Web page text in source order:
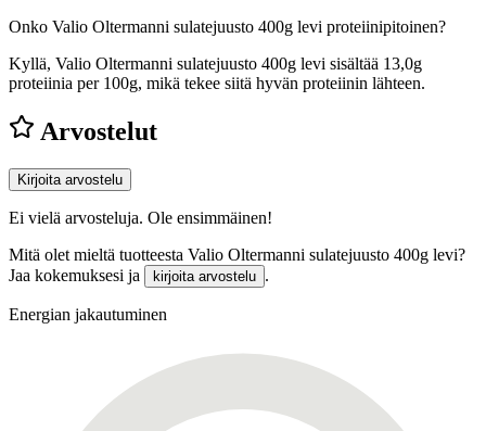
Onko Valio Oltermanni sulatejuusto 400g levi proteiinipitoinen?
Kyllä, Valio Oltermanni sulatejuusto 400g levi sisältää 13,0g
proteiinia per 100g, mikä tekee siitä hyvän proteiinin lähteen.
Arvostelut
Kirjoita arvostelu
Ei vielä arvosteluja. Ole ensimmäinen!
Mitä olet mieltä tuotteesta Valio Oltermanni sulatejuusto 400g levi?
Jaa kokemuksesi ja
kirjoita arvostelu .
Energian jakautuminen